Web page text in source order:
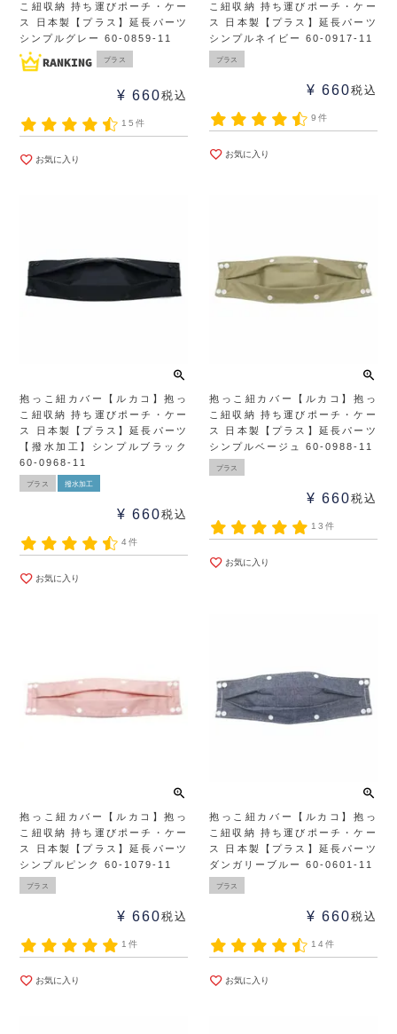
こ紐収納 持ち運びポーチ・ケー
ス 日本製【プラス】延長パーツ
シンプルグレー 60-0859-11
プラス
¥ 660税込
15件
お気に入り
こ紐収納 持ち運びポーチ・ケー
ス 日本製【プラス】延長パーツ
シンプルネイビー 60-0917-11
プラス
¥ 660税込
9件
お気に入り
抱っこ紐カバー【ルカコ】抱っ
こ紐収納 持ち運びポーチ・ケー
ス 日本製【プラス】延長パーツ
【撥水加工】シンプルブラック
60-0968-11
プラス 撥水加工
¥ 660税込
4件
お気に入り
抱っこ紐カバー【ルカコ】抱っ
こ紐収納 持ち運びポーチ・ケー
ス 日本製【プラス】延長パーツ
シンプルベージュ 60-0988-11
プラス
¥ 660税込
13件
お気に入り
抱っこ紐カバー【ルカコ】抱っ
こ紐収納 持ち運びポーチ・ケー
ス 日本製【プラス】延長パーツ
シンプルピンク 60-1079-11
プラス
¥ 660税込
1件
お気に入り
抱っこ紐カバー【ルカコ】抱っ
こ紐収納 持ち運びポーチ・ケー
ス 日本製【プラス】延長パーツ
ダンガリーブルー 60-0601-11
プラス
¥ 660税込
14件
お気に入り